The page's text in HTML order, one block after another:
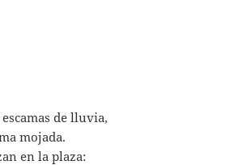
de lluvia,
mojada.
en la plaza: